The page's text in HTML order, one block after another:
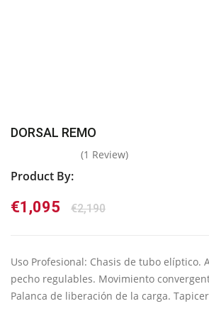
DORSAL REMO
(1 Review)
Product By:
€2,190El
era:
€2,190.
€1,095
El
es:
€1,095.
Uso Profesional: Chasis de tubo elíptico.
pecho regulables. Movimiento
Palanca de liberación de la carga.